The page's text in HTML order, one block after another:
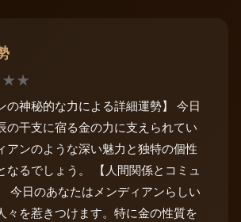
★★
の神秘的な力による詳細運勢】 今日
の干支に宿る金の力に支えられてい
アンのような深い魅力と独特の個性
なるでしょう。 【人間関係とコミュ
今日のあなたはメンディアンらしい
々を惹きつけます。特に金の性質を